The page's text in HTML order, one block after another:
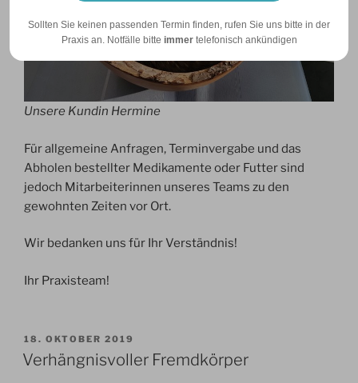
Sollten Sie keinen passenden Termin finden, rufen Sie uns bitte in der
Praxis an. Notfälle bitte immertelefonisch ankündigen
Unsere Kundin Hermine
Für allgemeine Anfragen, Terminvergabe und das
Abholen bestellter Medikamente oder Futter sind
jedoch Mitarbeiterinnen unseres Teams zu den
gewohnten Zeiten vor Ort.
Wir bedanken uns für Ihr Verständnis!
Ihr Praxisteam!
VERÖFFENTLICHT
AM
18. OKTOBER 2019
Verhängnisvoller Fremdkörper